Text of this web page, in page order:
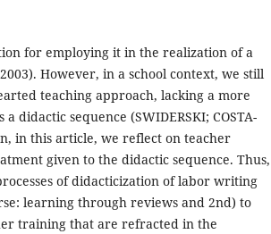
for employing it in the realization of a
However, in a school context, we still
teaching approach, lacking a more
didactic sequence (SWIDERSKI; COSTA-
in this article, we reflect on teacher
given to the didactic sequence. Thus,
of didacticization of labor writing
learning through reviews and 2nd) to
training that are refracted in the